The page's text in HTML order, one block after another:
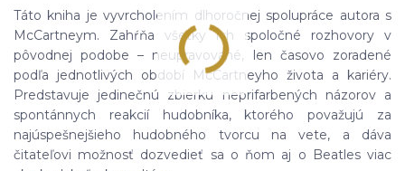
Táto kniha je vyvrcholením dlhoročnej spolupráce autora s
McCartneym. Zahŕňa všetky ich spoločné rozhovory v
pôvodnej podobe – neupravované, len časovo zoradené
podľa jednotlivých období McCartneyho života a kariéry.
Predstavuje jedinečnú zbierku neprifarbených názorov a
spontánnych reakcií hudobníka, ktorého považujú za
najúspešnejšieho hudobného tvorcu na vete, a dáva
čitateľovi možnosť dozvedieť sa o ňom aj o Beatles viac